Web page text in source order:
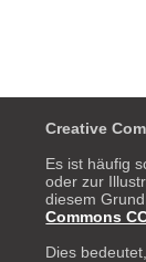
Creative
Es ist häufig
oder zur
diesem
Commons
Dies